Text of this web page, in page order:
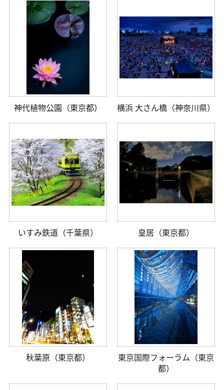
神代植物公園（東京都） 横浜 大さん橋（神奈川県）
いすみ鉄道（千葉県） 皇居（東京都）
秋葉原（東京都）
東京国際フォーラム（東京
都）